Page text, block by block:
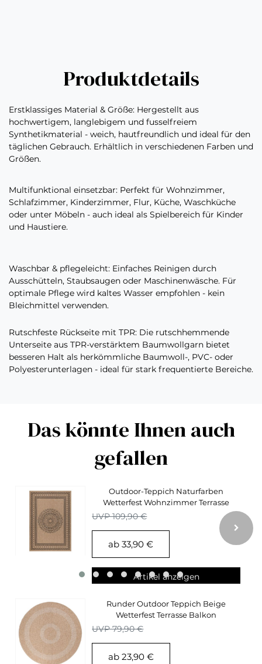
Produktdetails
Erstklassiges Material & Größe: Hergestellt aus
hochwertigem, langlebigem und fusselfreiem
Synthetikmaterial - weich, hautfreundlich und ideal für den
täglichen Gebrauch. Erhältlich in verschiedenen Farben und
Größen.
Multifunktional einsetzbar: Perfekt für Wohnzimmer,
Schlafzimmer, Kinderzimmer, Flur, Küche, Waschküche
oder unter Möbeln - auch ideal als Spielbereich für Kinder
und Haustiere.
Waschbar & pflegeleicht: Einfaches Reinigen durch
Ausschütteln, Staubsaugen oder Maschinenwäsche. Für
optimale Pflege wird kaltes Wasser empfohlen - kein
Bleichmittel verwenden.
Rutschfeste Rückseite mit TPR: Die rutschhemmende
Unterseite aus TPR-verstärktem Baumwollgarn bietet
besseren Halt als herkömmliche Baumwoll-, PVC- oder
Polyesterunterlagen - ideal für stark frequentierte Bereiche.
Das könnte Ihnen auch
gefallen
Outdoor-Teppich Naturfarben
Wetterfest Wohnzimmer Terrasse
Balkon Küchenteppich
UVP 109,90 €
ab 33,90 €
Artikel anzeigen
Runder Outdoor Teppich Beige
Wetterfest Terrasse Balkon
Küchenteppich
UVP 79,90 €
ab 23,90 €